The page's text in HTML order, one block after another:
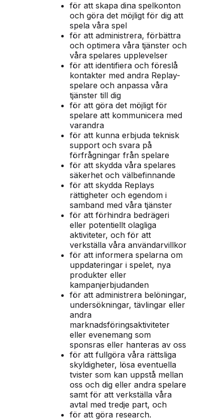
för att skapa dina spelkonton
och göra det möjligt för dig att
spela våra spel
för att administrera, förbättra
och optimera våra tjänster och
våra spelares upplevelser
för att identifiera och föreslå
kontakter med andra Replay-
spelare och anpassa våra
tjänster till dig
för att göra det möjligt för
spelare att kommunicera med
varandra
för att kunna erbjuda teknisk
support och svara på
förfrågningar från spelare
för att skydda våra spelares
säkerhet och välbefinnande
för att skydda Replays
rättigheter och egendom i
samband med våra tjänster
för att förhindra bedrägeri
eller potentiellt olagliga
aktiviteter, och för att
verkställa våra användarvillkor
för att informera spelarna om
uppdateringar i spelet, nya
produkter eller
kampanjerbjudanden
för att administrera belöningar,
undersökningar, tävlingar eller
andra
marknadsföringsaktiviteter
eller evenemang som
sponsras eller hanteras av oss
för att fullgöra våra rättsliga
skyldigheter, lösa eventuella
tvister som kan uppstå mellan
oss och dig eller andra spelare
samt för att verkställa våra
avtal med tredje part, och
för att göra research.